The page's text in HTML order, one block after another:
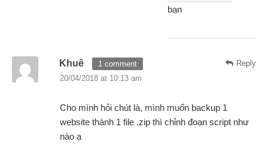
bạn
Reply
Khuê
1 comment
20/04/2018 at 10:13 am
Cho mình hỏi chút là, mình muốn backup 1
website thành 1 file .zip thì chỉnh đoạn script như
nào ạ